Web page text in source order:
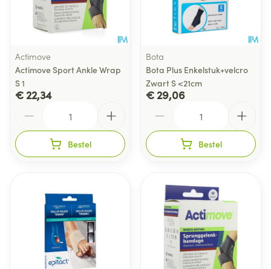
Actimove
Actimove Sport Ankle Wrap
S 1
€ 22,34
Bestel
Bota
Bota Plus Enkelstuk+velcro
Zwart S <21cm
€ 29,06
Bestel